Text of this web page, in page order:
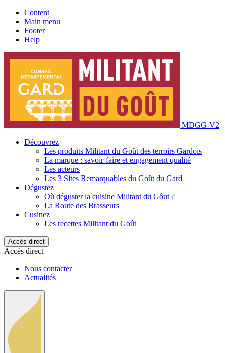
Content
Main menu
Footer
Help
MDGG-V2
Découvrez
Les produits Militant du Goût des terroirs Gardois
La marque : savoir-faire et engagement qualité
Les acteurs
Les 3 Sites Remarquables du Goût du Gard
Dégustez
Où déguster la cuisine Militant du Gôut ?
La Route des Brasseurs
Cusinez
Les recettes Militant du Goût
Accès direct
Accès direct
Nous contacter
Actualités